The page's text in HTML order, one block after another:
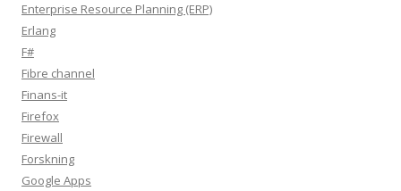
Enterprise Resource Planning (ERP)
Erlang
F#
Fibre channel
Finans-it
Firefox
Firewall
Forskning
Google Apps